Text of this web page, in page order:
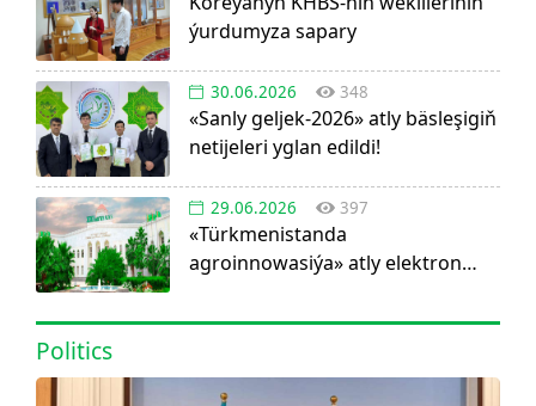
ýurdumyza sapary
30.06.2026 348
«Sanly geljek-2026» atly bäsleşigiň
netijeleri yglan edildi!
29.06.2026 397
«Türkmenistanda
agroinnowasiýa» atly elektron
Politics